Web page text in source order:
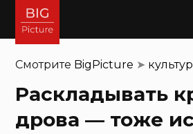
Смотрите BigPicture ➤
Раскладывать
дрова — тоже